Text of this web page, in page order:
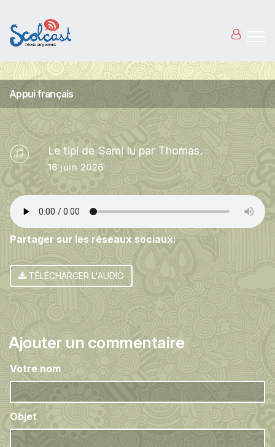
Appui français
Le tipi de Sami lu par Thomas.
16 juin 2026
Partager sur les réseaux sociaux:
TÉLÉCHARGER L'AUDIO
Ajouter un commentaire
Votre nom
Objet